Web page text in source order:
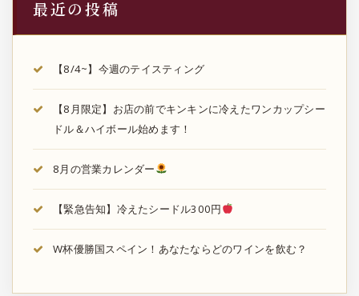
最近の投稿
【8/4~】今週のテイスティング
【8月限定】お店の前でキンキンに冷えたワンカップシー
ドル＆ハイボール始めます！
8月の営業カレンダー
【緊急告知】冷えたシードル300円
W杯優勝国スペイン！あなたならどのワインを飲む？